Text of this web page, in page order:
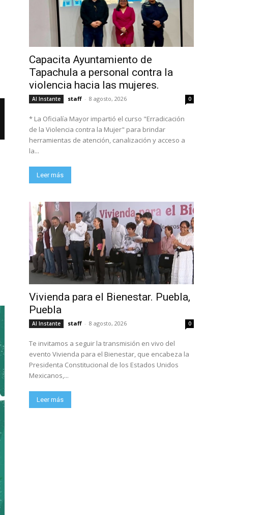
EL INSTITUTO MEXICANO DE LA JUVENTUD CONVOCA A LA JORNADA NACIONAL DE TEQUIOS
ADICCIONES
EL INSTITUTO MEXICANO DE LA JUVENTUD CONVOCA A LA JORNADA NACIONAL DE
ADICCIONES
Capacita Ayuntamiento de
Tapachula a personal contra la
violencia hacia las mujeres.
Al Instante staff - 8 agosto, 2026 0
* La Oficialía Mayor impartió el curso "Erradicación
de la Violencia contra la Mujer" para brindar
herramientas de atención, canalización y acceso a
la...
Leer más
Vivienda para el Bienestar. Puebla,
Puebla
Al Instante staff - 8 agosto, 2026 0
Te invitamos a seguir la transmisión en vivo del
evento Vivienda para el Bienestar, que encabeza la
Presidenta Constitucional de los Estados Unidos
Mexicanos,...
Leer más